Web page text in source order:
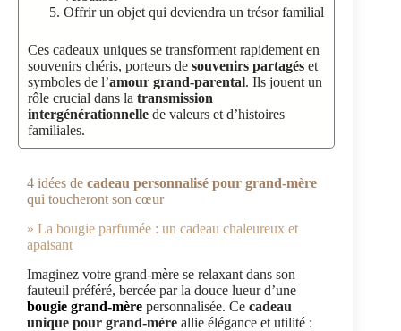
Offrir un objet qui deviendra un trésor familial
Ces cadeaux uniques se transforment rapidement en
souvenirs chéris, porteurs de souvenirs partagés et
symboles de l’amour grand-parental. Ils jouent un
rôle crucial dans la transmission
intergénérationnelle de valeurs et d’histoires
familiales.
4 idées de cadeau personnalisé pour grand-mère
qui toucheront son cœur
» La bougie parfumée : un cadeau chaleureux et
apaisant
Imaginez votre grand-mère se relaxant dans son
fauteuil préféré, bercée par la douce lueur d’une
bougie grand-mère personnalisée. Ce cadeau
unique pour grand-mère allie élégance et utilité :